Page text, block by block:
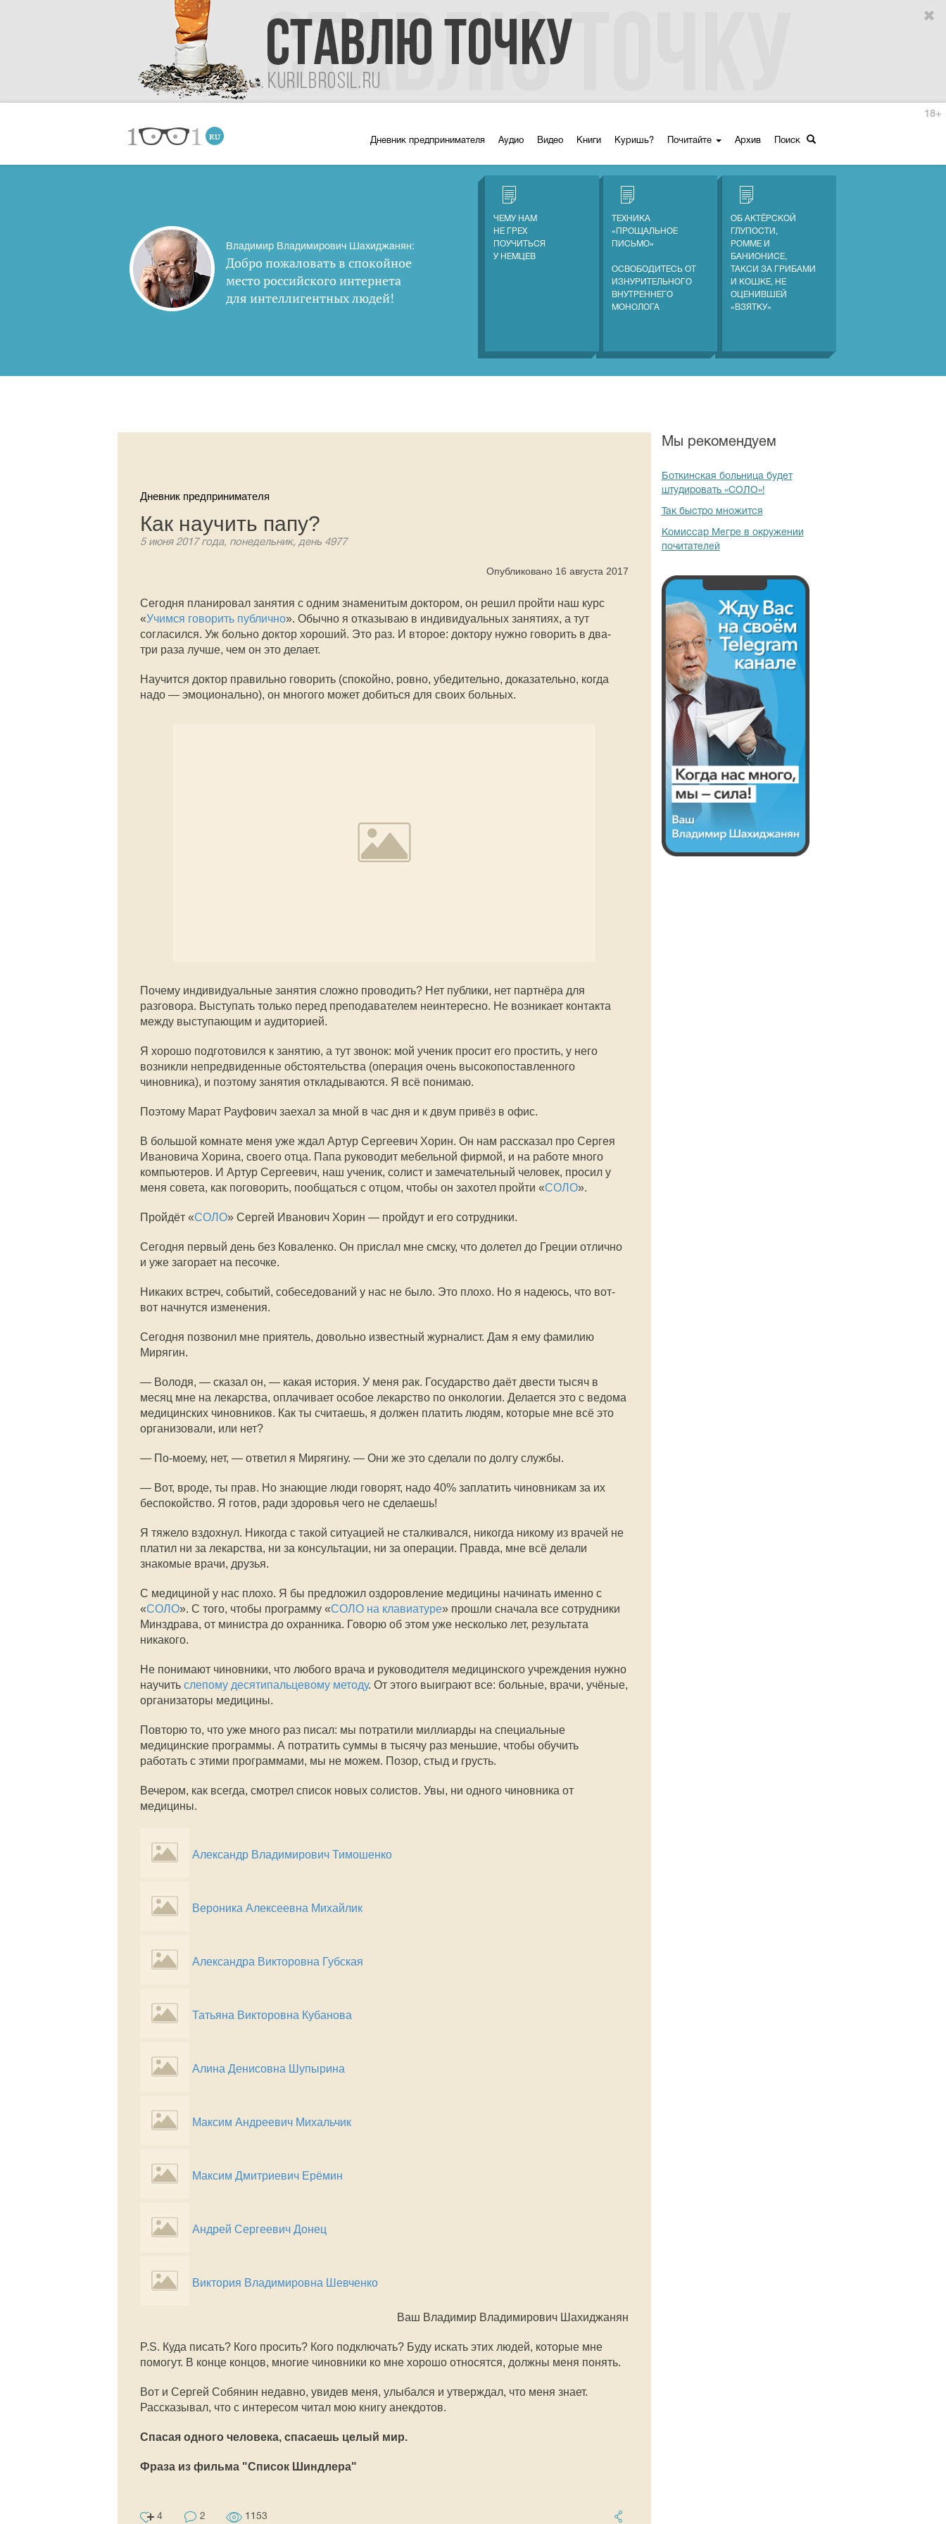
Дневник предпринимателя Аудио Видео Книги Куришь? Почитайте Архив Поиск
18+
Владимир Владимирович Шахиджанян:
Добро пожаловать в спокойное
место российского интернета
для интеллигентных людей!
ЧЕМУ НАМ
НЕ ГРЕХ
ПОУЧИТЬСЯ
У НЕМЦЕВ
ТЕХНИКА
«ПРОЩАЛЬНОЕ
ПИСЬМО»
ОСВОБОДИТЕСЬ ОТ
ИЗНУРИТЕЛЬНОГО
ВНУТРЕННЕГО
МОНОЛОГА
ОБ АКТЁРСКОЙ
ГЛУПОСТИ,
РОММЕ И
БАНИОНИСЕ,
ТАКСИ ЗА ГРИБАМИ
И КОШКЕ, НЕ
ОЦЕНИВШЕЙ
«ВЗЯТКУ»
Дневник предпринимателя
Как научить папу?
5 июня 2017 года, понедельник, день 4977
Опубликовано 16 августа 2017
Сегодня планировал занятия с одним знаменитым доктором, он решил пройти наш курс
«Учимся говорить публично». Обычно я отказываю в индивидуальных занятиях, а тут
согласился. Уж больно доктор хороший. Это раз. И второе: доктору нужно говорить в два-
три раза лучше, чем он это делает.
Научится доктор правильно говорить (спокойно, ровно, убедительно, доказательно, когда
надо — эмоционально), он многого может добиться для своих больных.
Почему индивидуальные занятия сложно проводить? Нет публики, нет партнёра для
разговора. Выступать только перед преподавателем неинтересно. Не возникает контакта
между выступающим и аудиторией.
Я хорошо подготовился к занятию, а тут звонок: мой ученик просит его простить, у него
возникли непредвиденные обстоятельства (операция очень высокопоставленного
чиновника), и поэтому занятия откладываются. Я всё понимаю.
Поэтому Марат Рауфович заехал за мной в час дня и к двум привёз в офис.
В большой комнате меня уже ждал Артур Сергеевич Хорин. Он нам рассказал про Сергея
Ивановича Хорина, своего отца. Папа руководит мебельной фирмой, и на работе много
компьютеров. И Артур Сергеевич, наш ученик, солист и замечательный человек, просил у
меня совета, как поговорить, пообщаться с отцом, чтобы он захотел пройти «СОЛО».
Пройдёт «СОЛО» Сергей Иванович Хорин — пройдут и его сотрудники.
Сегодня первый день без Коваленко. Он прислал мне смску, что долетел до Греции отлично
и уже загорает на песочке.
Никаких встреч, событий, собеседований у нас не было. Это плохо. Но я надеюсь, что вот-
вот начнутся изменения.
Сегодня позвонил мне приятель, довольно известный журналист. Дам я ему фамилию
Мирягин.
— Володя, — сказал он, — какая история. У меня рак. Государство даёт двести тысяч в
месяц мне на лекарства, оплачивает особое лекарство по онкологии. Делается это с ведома
медицинских чиновников. Как ты считаешь, я должен платить людям, которые мне всё это
организовали, или нет?
— По-моему, нет, — ответил я Мирягину. — Они же это сделали по долгу службы.
— Вот, вроде, ты прав. Но знающие люди говорят, надо 40% заплатить чиновникам за их
беспокойство. Я готов, ради здоровья чего не сделаешь!
Я тяжело вздохнул. Никогда с такой ситуацией не сталкивался, никогда никому из врачей не
платил ни за лекарства, ни за консультации, ни за операции. Правда, мне всё делали
знакомые врачи, друзья.
С медициной у нас плохо. Я бы предложил оздоровление медицины начинать именно с
«СОЛО». С того, чтобы программу «СОЛО на клавиатуре» прошли сначала все сотрудники
Минздрава, от министра до охранника. Говорю об этом уже несколько лет, результата
никакого.
Не понимают чиновники, что любого врача и руководителя медицинского учреждения нужно
научить слепому десятипальцевому методу. От этого выиграют все: больные, врачи, учёные,
организаторы медицины.
Повторю то, что уже много раз писал: мы потратили миллиарды на специальные
медицинские программы. А потратить суммы в тысячу раз меньшие, чтобы обучить
работать с этими программами, мы не можем. Позор, стыд и грусть.
Вечером, как всегда, смотрел список новых солистов. Увы, ни одного чиновника от
медицины.
Александр Владимирович Тимошенко
Вероника Алексеевна Михайлик
Александра Викторовна Губская
Татьяна Викторовна Кубанова
Алина Денисовна Шупырина
Максим Андреевич Михальчик
Максим Дмитриевич Ерёмин
Андрей Сергеевич Донец
Виктория Владимировна Шевченко
Ваш Владимир Владимирович Шахиджанян
P.S. Куда писать? Кого просить? Кого подключать? Буду искать этих людей, которые мне
помогут. В конце концов, многие чиновники ко мне хорошо относятся, должны меня понять.
Вот и Сергей Собянин недавно, увидев меня, улыбался и утверждал, что меня знает.
Рассказывал, что с интересом читал мою книгу анекдотов.
Спасая одного человека, спасаешь целый мир.
Фраза из фильма "Список Шиндлера"
4 2 1153
Мы рекомендуем
Боткинская больница будет
штудировать «СОЛО»!
Так быстро множится
Комиссар Мегре в окружении
почитателей